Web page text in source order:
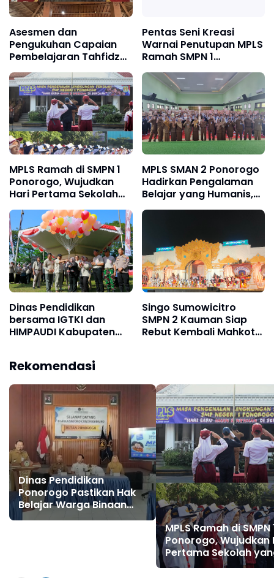
Asesmen dan
Pengukuhan Capaian
Pembelajaran Tahfidzul
Qur’an Jenjang SMP
Tahun 2026, Kadindik:
Cetak Peserta Didik
Generasi Qur’ani
Pentas Seni Kreasi
Warnai Penutupan MPLS
Ramah SMPN 1
Ponorogo, Kadindik
Apresiasi Bakat dan
Karakter Siswa Baru
MPLS Ramah di SMPN 1
Ponorogo, Wujudkan
Hari Pertama Sekolah
yang Aman, Nyaman,
dan Menginspirasi
MPLS SMAN 2 Ponorogo
Hadirkan Pengalaman
Belajar yang Humanis,
Bentuk Karakter Siswa
Sejak Hari Pertama
Dinas Pendidikan
bersama IGTKI dan
HIMPAUDI Kabupaten
Putu Warok”, Meriahkan
Hari Anak Nasional 2026
Singo Sumowicitro
SMPN 2 Kauman Siap
Rebut Kembali Mahkota
Rekomendasi
Dinas Pendidikan
Ponorogo Pastikan Hak
Belajar Warga Binaan
Terpenuhi Lewat MPLS
MPLS Ramah di SMPN
Ponorogo, Wujudkan
Pertama Sekolah
Aman, Nyaman, dan